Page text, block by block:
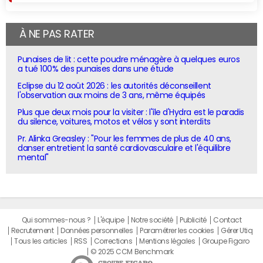
À NE PAS RATER
Punaises de lit : cette poudre ménagère à quelques euros
a tué 100% des punaises dans une étude
Eclipse du 12 août 2026 : les autorités déconseillent
l'observation aux moins de 3 ans, même équipés
Plus que deux mois pour la visiter : l'île d'Hydra est le paradis
du silence, voitures, motos et vélos y sont interdits
Pr. Alinka Greasley : "Pour les femmes de plus de 40 ans,
danser entretient la santé cardiovasculaire et l'équilibre
mental"
Qui sommes-nous ? L'équipe Notre société Publicité
Contact
Recrutement
Données personnelles Paramétrer les cookies
Gérer Utiq
Tous les articles
RSS Corrections Mentions légales
Groupe Figaro
© 2025 CCM Benchmark